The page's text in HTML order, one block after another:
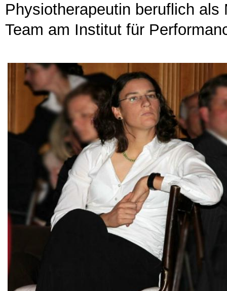
Physiotherapeutin beruflich
Team am Institut für